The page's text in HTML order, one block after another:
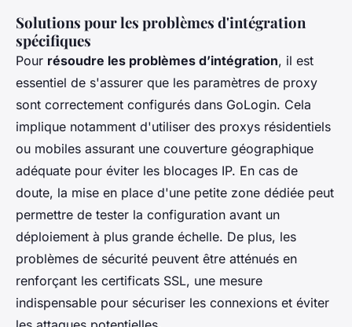
Solutions pour les problèmes d'intégration
spécifiques
Pour résoudre les problèmes d’intégration, il est
essentiel de s'assurer que les paramètres de proxy
sont correctement configurés dans GoLogin. Cela
implique notamment d'utiliser des proxys résidentiels
ou mobiles assurant une couverture géographique
adéquate pour éviter les blocages IP. En cas de
doute, la mise en place d'une petite zone dédiée peut
permettre de tester la configuration avant un
déploiement à plus grande échelle. De plus, les
problèmes de sécurité peuvent être atténués en
renforçant les certificats SSL, une mesure
indispensable pour sécuriser les connexions et éviter